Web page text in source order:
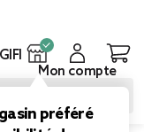
GIFI
préféré
Mon compte